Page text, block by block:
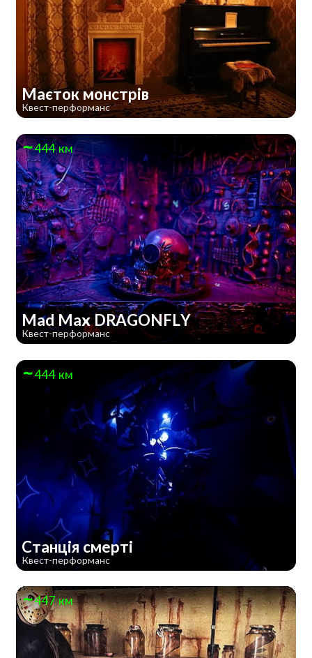
Маєток монстрів
Квест-перформанс
444 км
Mad Max DRAGONFLY
Квест-перформанс
444 км
Станція смерті
Квест-перформанс
447 км